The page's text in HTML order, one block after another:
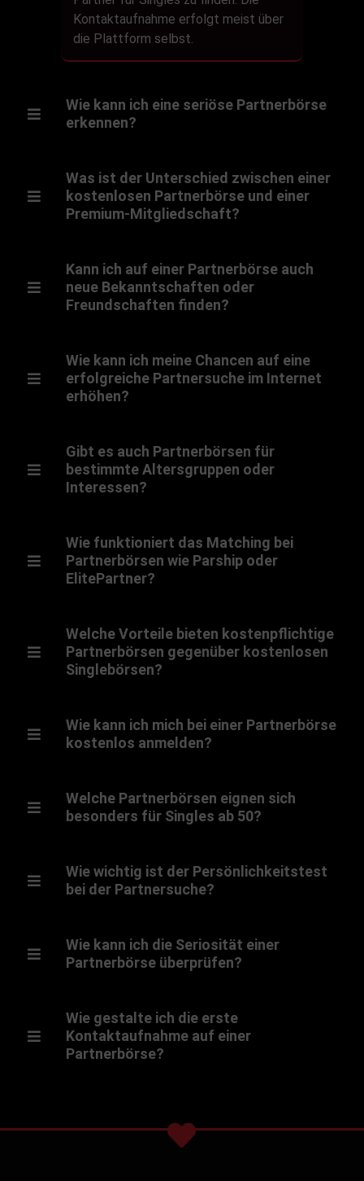
Kontaktaufnahme erfolgt meist über
die Plattform selbst.
Wie kann ich eine seriöse Partnerbörse
erkennen?
Was ist der Unterschied zwischen einer
kostenlosen Partnerbörse und einer
Premium-Mitgliedschaft?
Kann ich auf einer Partnerbörse auch
neue Bekanntschaften oder
Freundschaften finden?
Wie kann ich meine Chancen auf eine
erfolgreiche Partnersuche im Internet
erhöhen?
Gibt es auch Partnerbörsen für
bestimmte Altersgruppen oder
Interessen?
Wie funktioniert das Matching bei
Partnerbörsen wie Parship oder
ElitePartner?
Welche Vorteile bieten kostenpflichtige
Partnerbörsen gegenüber kostenlosen
Singlebörsen?
Wie kann ich mich bei einer Partnerbörse
kostenlos anmelden?
Welche Partnerbörsen eignen sich
besonders für Singles ab 50?
Wie wichtig ist der Persönlichkeitstest
bei der Partnersuche?
Wie kann ich die Seriosität einer
Partnerbörse überprüfen?
Wie gestalte ich die erste
Kontaktaufnahme auf einer
Partnerbörse?